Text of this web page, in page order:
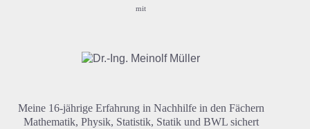
mit
Meine 16-jährige Erfahrung in Nachhilfe in den Fächern
Mathematik, Physik, Statistik, Statik und BWL sichert